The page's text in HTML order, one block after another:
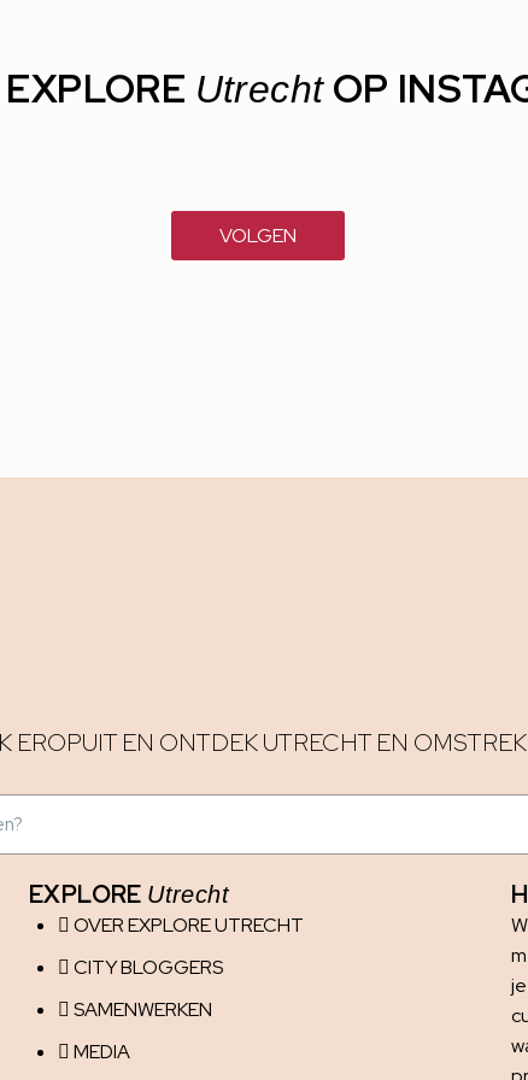
UtrechtOP
VOLGEN
EROPUIT EN ONTDEK UTRECHT EN
EXPLORE Utrecht
OVER EXPLORE UTRECHT
CITY BLOGGERS
SAMENWERKEN
MEDIA